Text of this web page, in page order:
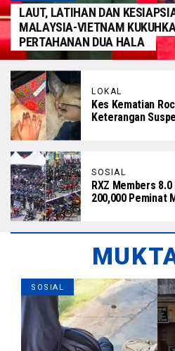
LAUT, LATIHAN DAN
MALAYSIA-VIETNAM
PERTAHANAN DUA HALA
LOKAL
Kes Kematian
Keterangan
SOSIAL
RXZ Members
200,000 Peminat
SOSIAL